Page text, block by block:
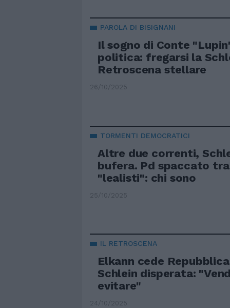
PAROLA DI BISIGNANI
Il sogno di Conte
politica: fregarsi la
Retroscena stellare
26/10/2025
TORMENTI DEMOCRATICI
Altre due correnti,
bufera. Pd spaccato
"lealisti": chi sono
25/10/2025
IL RETROSCENA
Elkann cede
Schlein disperata:
evitare"
24/10/2025